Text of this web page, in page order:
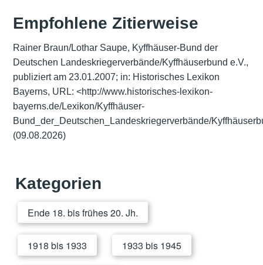
Empfohlene Zitierweise
Rainer Braun/Lothar Saupe, Kyffhäuser-Bund der
Deutschen Landeskriegerverbände/Kyffhäuserbund e.V.,
publiziert am 23.01.2007; in: Historisches Lexikon
Bayerns, URL: <http://www.historisches-lexikon-
bayerns.de/Lexikon/Kyffhäuser-
Bund_der_Deutschen_Landeskriegerverbände/
(09.08.2026)
Kategorien
Ende 18. bis frühes 20. Jh.
1918 bis 1933 1933 bis 1945